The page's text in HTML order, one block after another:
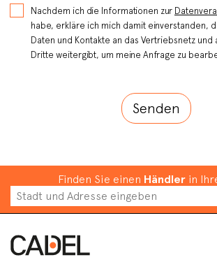
Nachdem ich die Informationen zur
habe, erkläre ich mich damit einverstanden,
Daten und Kontakte an das Vertriebsnetz und
Dritte weitergibt, um meine Anfrage zu
Finden Sie einen Händler in